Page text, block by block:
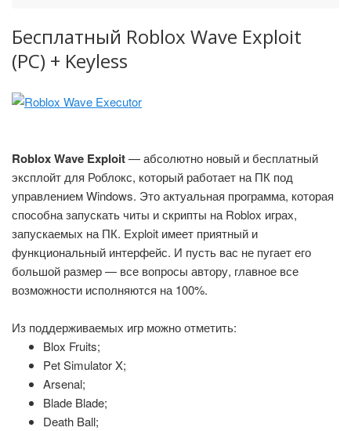
Бесплатный Roblox Wave Exploit
(PC) + Keyless
Roblox Wave Exploit— абсолютно новый и бесплатный
эксплойт для Роблокс, который работает на ПК под
управлением Windows. Это актуальная программа, которая
способна запускать читы и скрипты на Roblox играх,
запускаемых на ПК. Exploit имеет приятный и
функциональный интерфейс. И пусть вас не пугает его
большой размер — все вопросы автору, главное все
возможности исполняются на 100%.
Из поддерживаемых игр можно отметить:
Blox Fruits;
Pet Simulator X;
Arsenal;
Blade Blade;
Death Ball;